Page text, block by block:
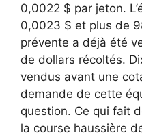
0,0022 $ par jeton.
0,0023 $ et plus de
prévente a déjà été
de dollars récoltés.
vendus avant une
demande de cette
question. Ce qui fait
la course haussière